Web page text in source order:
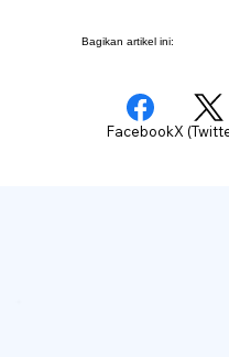
Bagikan artikel ini:
FacebookX